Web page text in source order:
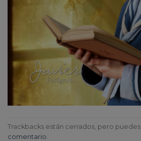
Trackbacks están cerrados, pero puedes
comentario